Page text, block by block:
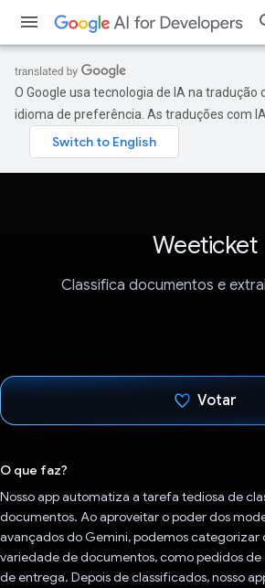
O Google usa tecnologia de IA na tradução
idioma de preferência. As traduções com
Weeticket
Classifica documentos e
Votar
O que faz?
Nosso app automatiza a tarefa tediosa de
documentos. Ao aproveitar o poder dos
avançados do Gemini, podemos categorizar
variedade de documentos, como pedidos de
de entrega. Depois de classificados, nosso